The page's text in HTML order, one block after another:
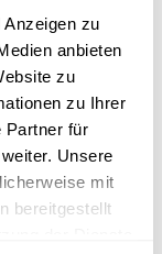
zu
anbieten
zu
zu Ihrer
Partner für
Unsere
mit
bereitgestellt
UND Matura